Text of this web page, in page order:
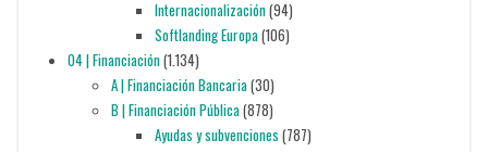
Internacionalización(94)
Softlanding Europa(106)
04 | Financiación(1.134)
A | Financiación Bancaria(30)
B | Financiación Pública(878)
Ayudas y subvenciones (787)